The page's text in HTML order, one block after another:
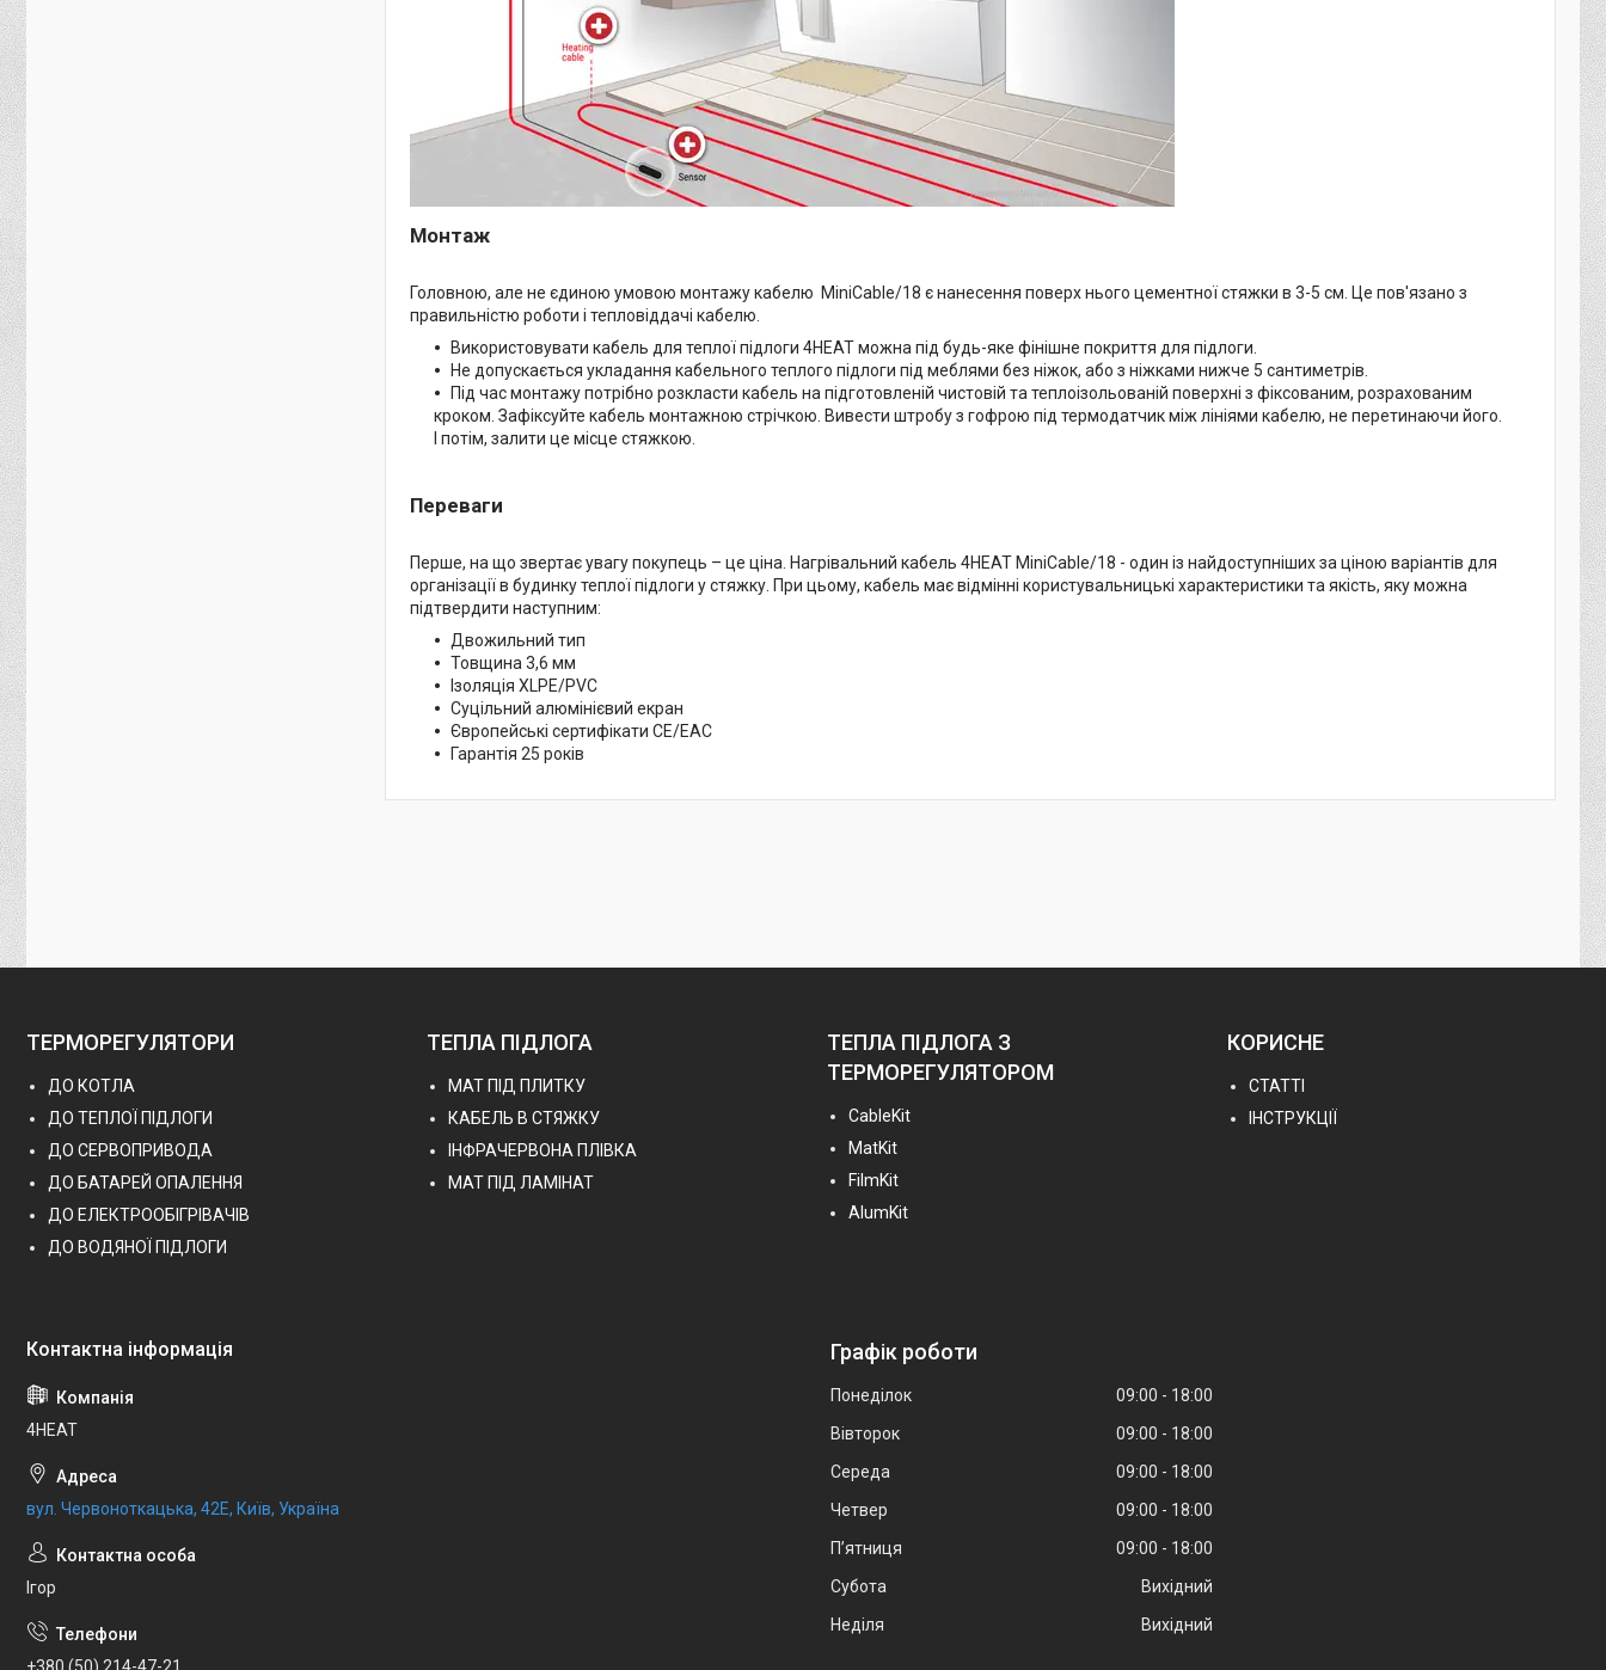
Монтаж
Головною, але не єдиною умовою монтажу кабелю MiniCable/18 є нанесення поверх нього цементної стяжки в 3-5 см. Це пов'язано з
правильністю роботи і тепловіддачі кабелю.
Використовувати кабель для теплої підлоги 4HEAT можна під будь-яке фінішне покриття для підлоги.
Не допускається укладання кабельного теплого підлоги під меблями без ніжок, або з ніжками нижче 5 сантиметрів.
Під час монтажу потрібно розкласти кабель на підготовленій чистовій та теплоізольованій поверхні з фіксованим, розрахованим
кроком. Зафіксуйте кабель монтажною стрічкою. Вивести штробу з гофрою під термодатчик між лініями кабелю, не перетинаючи його.
І потім, залити це місце стяжкою.
Переваги
Перше, на що звертає увагу покупець – це ціна. Нагрівальний кабель 4HEAT MiniCable/18 - один із найдоступніших за ціною варіантів для
організації в будинку теплої підлоги у стяжку. При цьому, кабель має відмінні користувальницькі характеристики та якість, яку можна
підтвердити наступним:
Двожильний тип
Товщина 3,6 мм
Ізоляція XLPE/PVC
Суцільний алюмінієвий екран
Європейські сертифікати CE/EAC
Гарантія 25 років
ТЕРМОРЕГУЛЯТОРИ
ДО КОТЛА
ДО ТЕПЛОЇ ПІДЛОГИ
ДО СЕРВОПРИВОДА
ДО БАТАРЕЙ ОПАЛЕННЯ
ДО ЕЛЕКТРООБІГРІВАЧІВ
ДО ВОДЯНОЇ ПІДЛОГИ
ТЕПЛА ПІДЛОГА
МАТ ПІД ПЛИТКУ
КАБЕЛЬ В СТЯЖКУ
ІНФРАЧЕРВОНА ПЛІВКА
МАТ ПІД ЛАМІНАТ
ТЕПЛА ПІДЛОГА З
ТЕРМОРЕГУЛЯТОРОМ
СableKit
MatKit
FilmKit
AlumKit
КОРИСНЕ
СТАТТІ
ІНСТРУКЦІЇ
4HEAT
вул. Червоноткацька, 42Е, Київ, Україна
Ігор
+380 (50) 214-47-21
Графік роботи
Понеділок 09:00
18:00
Вівторок
09:00
18:00
Середа
09:00
18:00
Четвер
09:00
18:00
Пʼятниця
09:00
18:00
Субота
Вихідний
Неділя
Вихідний